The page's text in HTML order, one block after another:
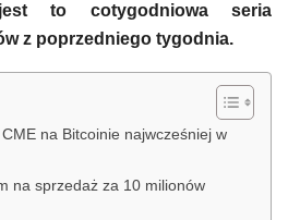
to cotygodniowa seria
z poprzedniego tygodnia.
na Bitcoinie najwcześniej w
na sprzedaż za 10 milionów